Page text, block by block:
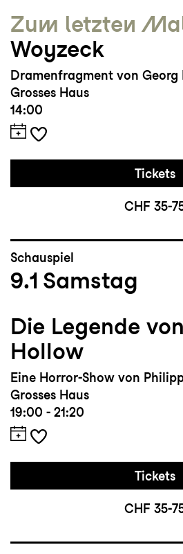
Zum letzten
Woyzeck
Dramenfragment von Georg
Grosses Haus
14:00
Tickets
CHF 35-
Schauspiel
9.1 Samstag
Die Legende
Hollow
Eine Horror-Show von
Grosses Haus
19:00 - 21:20
Tickets
CHF 35-